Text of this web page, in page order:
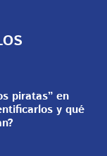
piratas” en
y qué